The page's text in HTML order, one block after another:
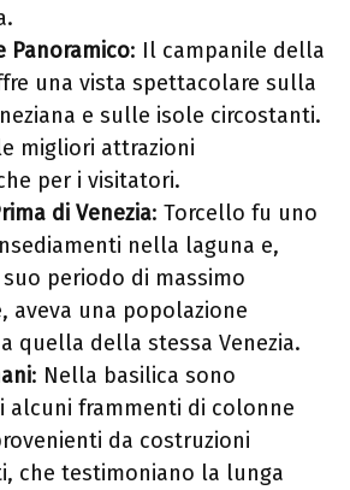
Panoramico: Il campanile della
una vista spettacolare sulla
e sulle isole circostanti.
migliori attrazioni
per i visitatori.
di Venezia: Torcello fu uno
nella laguna e,
periodo di massimo
aveva una popolazione
quella della stessa Venezia.
: Nella basilica sono
alcuni frammenti di colonne
da costruzioni
che testimoniano la lunga